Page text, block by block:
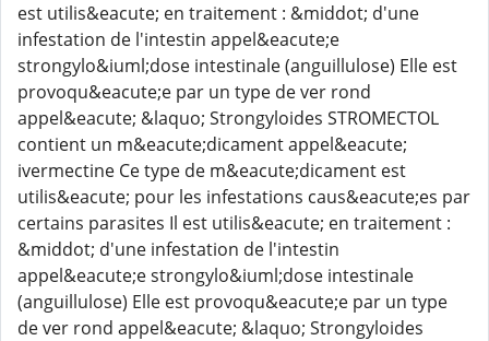
est utilis&eacute; en traitement : &middot; d'une
infestation de l'intestin appel&eacute;e
strongylo&iuml;dose intestinale (anguillulose) Elle est
provoqu&eacute;e par un type de ver rond
appel&eacute; &laquo; Strongyloides STROMECTOL
contient un m&eacute;dicament appel&eacute;
ivermectine Ce type de m&eacute;dicament est
utilis&eacute; pour les infestations caus&eacute;es par
certains parasites Il est utilis&eacute; en traitement :
&middot; d'une infestation de l'intestin
appel&eacute;e strongylo&iuml;dose intestinale
(anguillulose) Elle est provoqu&eacute;e par un type
de ver rond appel&eacute; &laquo; Strongyloides